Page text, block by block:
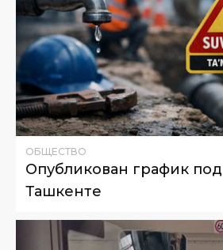
ОБЩЕСТВО
Опубликован график
Ташкенте